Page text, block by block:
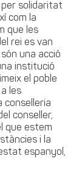
per solidaritat
com la
que les
rei es van
una acció
institució
el poble
les
conselleria
conseller,
que estem
i la
espanyol,